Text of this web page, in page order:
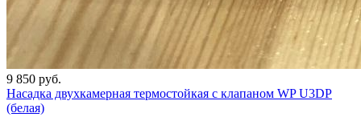
9 850 руб.
Насадка двухкамерная термостойкая с клапаном WP U3DP
(белая)